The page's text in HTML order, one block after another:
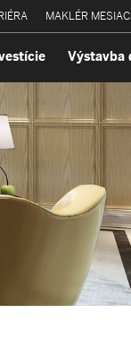
MAKLÉR
Výstavba